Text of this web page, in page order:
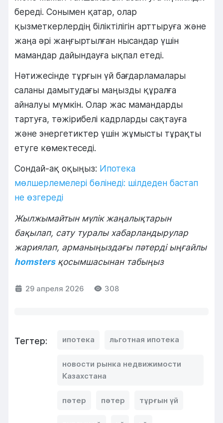
береді. Сонымен қатар, олар
қызметкерлердің біліктілігін арттыруға және
жаңа әрі жаңғыртылған нысандар үшін
мамандар дайындауға ықпал етеді.
Нәтижесінде тұрғын үй бағдарламалары
саланы дамытудағы маңызды құралға
айналуы мүмкін. Олар жас мамандарды
тартуға, тәжірибелі кадрларды сақтауға
және энергетиктер үшін жұмысты тұрақты
етуге көмектеседі.
Сондай-ақ оқыңыз: Ипотека
мөлшерлемелері бөлінеді: шілдеден бастап
не өзгереді
Жылжымайтын мүлік жаңалықтарын
бақылап, сату туралы хабарландырулар
жариялап, арманыңыздағы пәтерді ыңғайлы
homstersқосымшасынан табыңыз
29 апреля 2026 308
Тегтер: ипотека льготная ипотека
новости рынка недвижимости
Казахстана
пәтер пәтер тұрғын үй